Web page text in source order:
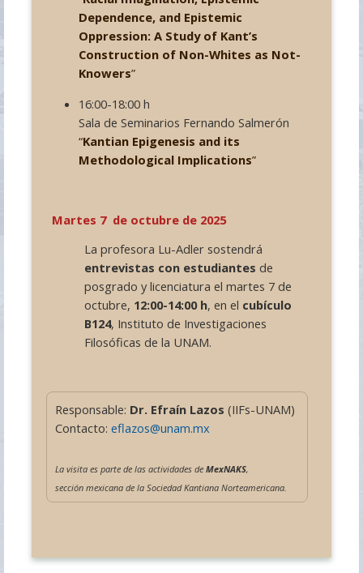
Dependence, and Epistemic
Oppression: A Study of Kant’s
Construction of Non-Whites as Not-
Knowers”
16:00-18:00 h
Sala de Seminarios Fernando Salmerón
“Kantian Epigenesis and its
Methodological Implications”
Martes 7 de octubre de 2025
La profesora Lu-Adler sostendrá
entrevistas con estudiantes de
posgrado y licenciatura el martes 7 de
octubre, 12:00-14:00 h, en el cubículo
B124, Instituto de Investigaciones
Filosóficas de la UNAM.
Responsable: Dr. Efraín Lazos (IIFs-UNAM)
Contacto:eflazos@unam.mx
La visita es parte de las actividades deMexNAKS,
sección mexicana de la Sociedad Kantiana Norteamericana.